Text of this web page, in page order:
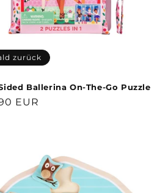
zurück
Ballerina On-The-Go Puzzle
EUR